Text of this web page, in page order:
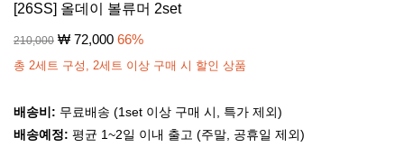
[26SS] 올데이 볼류머 2set
210,000 ₩ 72,000 66%
총 2세트 구성, 2세트 이상 구매 시 할인 상품
배송비: 무료배송 (1set 이상 구매 시, 특가 제외)
배송예정: 평균 1~2일 이내 출고 (주말, 공휴일 제외)